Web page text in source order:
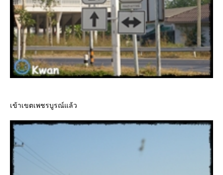
เข้าเขตเพชรบูรณ์แล้ว